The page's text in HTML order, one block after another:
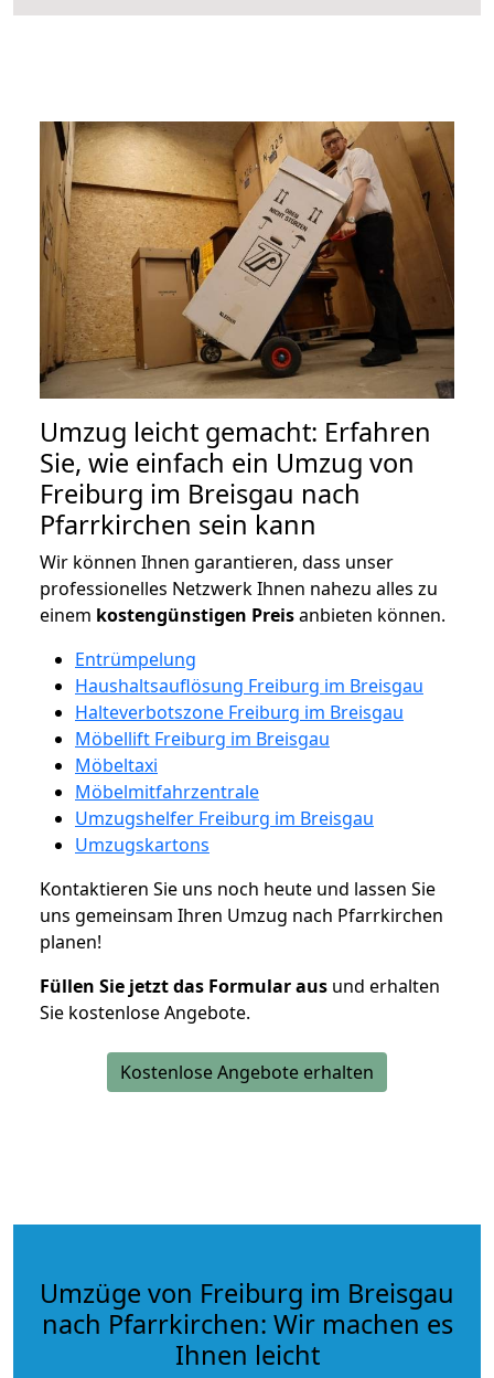
Umzug leicht gemacht: Erfahren
Sie, wie einfach ein Umzug von
Freiburg im Breisgau nach
Pfarrkirchen sein kann
Wir können Ihnen garantieren, dass unser
professionelles Netzwerk Ihnen nahezu alles zu
einem kostengünstigen Preisanbieten können.
Entrümpelung
Haushaltsauflösung Freiburg im Breisgau
Halteverbotszone Freiburg im Breisgau
Möbellift Freiburg im Breisgau
Möbeltaxi
Möbelmitfahrzentrale
Umzugshelfer Freiburg im Breisgau
Umzugskartons
Kontaktieren Sie uns noch heute und lassen Sie
uns gemeinsam Ihren Umzug nach Pfarrkirchen
planen!
Füllen Sie jetzt das Formular aus und erhalten
Sie kostenlose Angebote.
Kostenlose Angebote erhalten
Umzüge von Freiburg im Breisgau
nach Pfarrkirchen: Wir machen es
Ihnen leicht